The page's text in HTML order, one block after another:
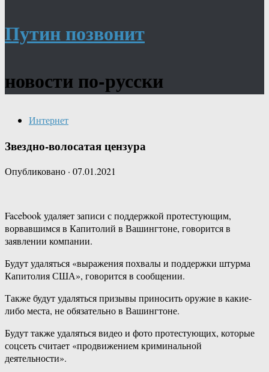
Путин позвонит
новости по-русски
Интернет
Звездно-волосатая цензура
Опубликовано · 07.01.2021
Facebook удаляет записи с поддержкой протестующим,
ворвавшимся в Капитолий в Вашингтоне, говорится в
заявлении компании.
Будут удаляться «выражения похвалы и поддержки штурма
Капитолия США», говорится в сообщении.
Также будут удаляться призывы приносить оружие в какие-
либо места, не обязательно в Вашингтоне.
Будут также удаляться видео и фото протестующих, которые
соцсеть считает «продвижением криминальной
деятельности».